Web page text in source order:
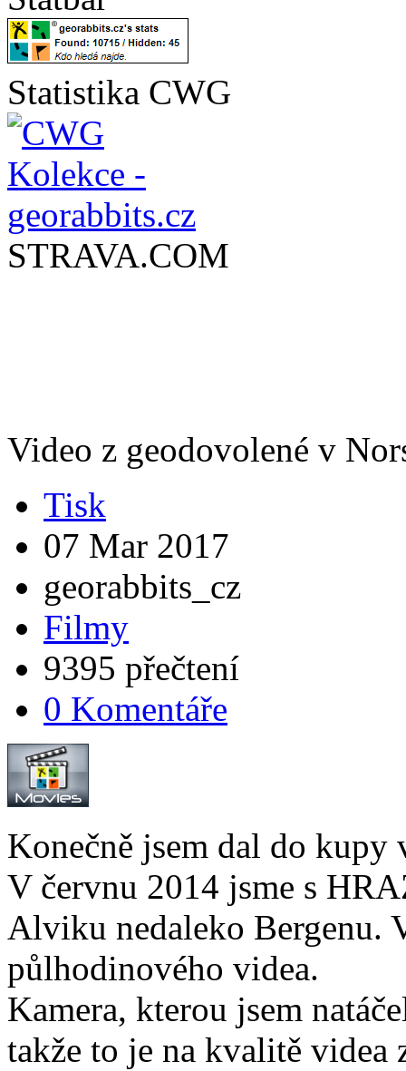
Statistika CWG
STRAVA.COM
Video z geodovolené v
Tisk
07 Mar 2017
georabbits_cz
Filmy
9395 přečtení
0 Komentáře
Konečně jsem dal do
V červnu 2014 jsme s
Alviku nedaleko Bergenu.
půlhodinového videa.
Kamera, kterou jsem
takže to je na kvalitě videa